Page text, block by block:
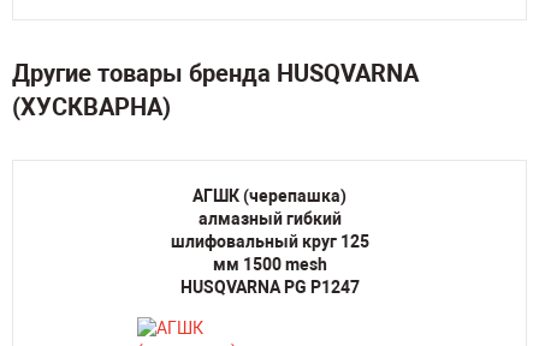
Другие товары бренда HUSQVARNA
(ХУСКВАРНА)
АГШК (черепашка)
алмазный гибкий
шлифовальный круг 125
мм 1500 mesh
HUSQVARNA PG P1247